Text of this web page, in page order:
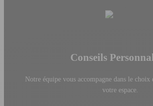
Conseils
Notre équipe vous accompagne dans le choix
votre espace.